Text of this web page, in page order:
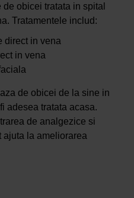
obicei tratata in spital
Tratamentele includ:
direct in vena
in vena
de obicei de la sine in
adesea tratata acasa.
de analgezice si
ajuta la ameliorarea